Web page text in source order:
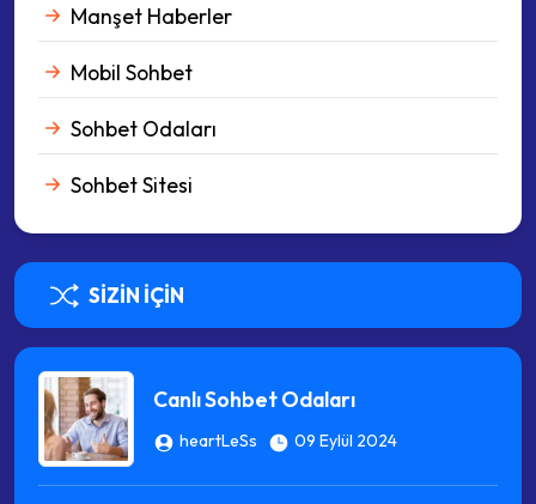
Manşet Haberler
Mobil Sohbet
Sohbet Odaları
Sohbet Sitesi
SIZIN İÇIN
Canlı Sohbet Odaları
heartLeSs 09 Eylül 2024